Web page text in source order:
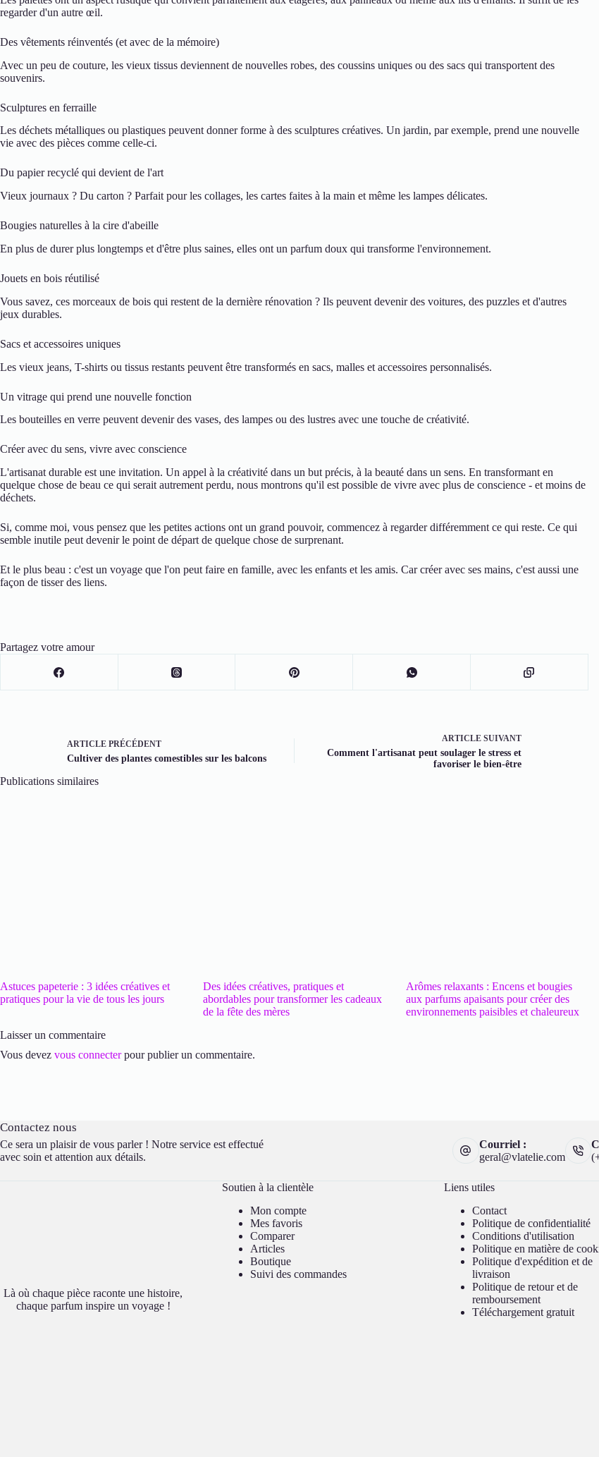
regarder d'un autre œil.
Des vêtements réinventés (et avec de la mémoire)
Avec un peu de couture, les vieux tissus deviennent de nouvelles robes, des coussins uniques ou des sacs qui transportent des
souvenirs.
Sculptures en ferraille
Les déchets métalliques ou plastiques peuvent donner forme à des sculptures créatives. Un jardin, par exemple, prend une nouvelle
vie avec des pièces comme celle-ci.
Du papier recyclé qui devient de l'art
Vieux journaux ? Du carton ? Parfait pour les collages, les cartes faites à la main et même les lampes délicates.
Bougies naturelles à la cire d'abeille
En plus de durer plus longtemps et d'être plus saines, elles ont un parfum doux qui transforme l'environnement.
Jouets en bois réutilisé
Vous savez, ces morceaux de bois qui restent de la dernière rénovation ? Ils peuvent devenir des voitures, des puzzles et d'autres
jeux durables.
Sacs et accessoires uniques
Les vieux jeans, T-shirts ou tissus restants peuvent être transformés en sacs, malles et accessoires personnalisés.
Un vitrage qui prend une nouvelle fonction
Les bouteilles en verre peuvent devenir des vases, des lampes ou des lustres avec une touche de créativité.
Créer avec du sens, vivre avec conscience
L'artisanat durable est une invitation. Un appel à la créativité dans un but précis, à la beauté dans un sens. En transformant en
quelque chose de beau ce qui serait autrement perdu, nous montrons qu'il est possible de vivre avec plus de conscience - et moins de
déchets.
Si, comme moi, vous pensez que les petites actions ont un grand pouvoir, commencez à regarder différemment ce qui reste. Ce qui
semble inutile peut devenir le point de départ de quelque chose de surprenant.
Et le plus beau : c'est un voyage que l'on peut faire en famille, avec les enfants et les amis. Car créer avec ses mains, c'est aussi une
façon de tisser des liens.
Partagez votre amour
ARTICLE PRÉCÉDENT
Cultiver des plantes comestibles sur les balcons
ARTICLESUIVANT
Comment l'artisanat peut soulager le stress et
favoriser le bien-être
Publications similaires
Astuces papeterie : 3 idées créatives et
pratiques pour la vie de tous les jours
Des idées créatives, pratiques et
abordables pour transformer les cadeaux
de la fête des mères
Arômes relaxants : Encens et bougies
aux parfums apaisants pour créer des
environnements paisibles et chaleureux
Laisser un commentaire
Vous devez vous connecterpour publier un commentaire.
Contactez nous
Ce sera un plaisir de vous parler ! Notre service est effectué
avec soin et attention aux détails.
Courriel :
geral@vlatelie.com
Là où chaque pièce raconte une histoire,
chaque parfum inspire un voyage !
Soutien à la clientèle
Mon compte
Mes favoris
Comparer
Articles
Boutique
Suivi des commandes
Liens utiles
Contact
Politique de confidentialité
Conditions d'utilisation
Politique en matière de
Politique d'expédition et de
livraison
Politique de retour et de
remboursement
Téléchargement gratuit